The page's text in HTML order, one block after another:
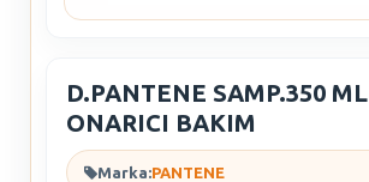
D.PANTENE SAMP.350 ML
ONARICI BAKIM
Marka:PANTENE